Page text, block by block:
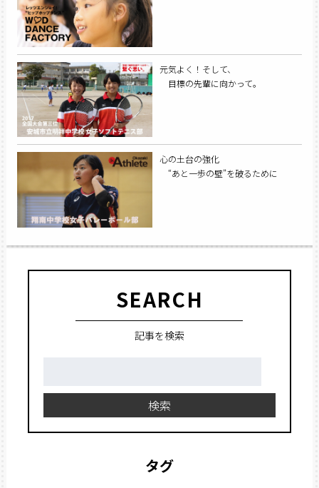
元気よく！そして、
目標の先輩に向かって。
心の土台の強化
“あと一歩の壁”を破るために
SEARCH
記事を検索
検索
タグ